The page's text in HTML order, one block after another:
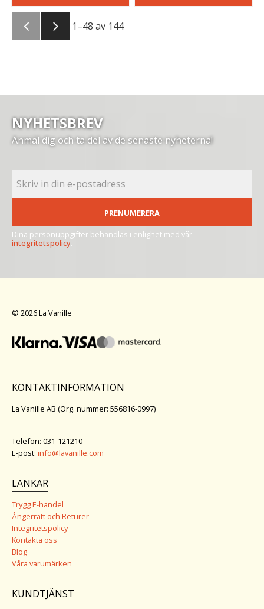
1–48 av 144
NYHETSBREV
Anmäl dig och ta del av de senaste nyheterna!
PRENUMERERA
Dina personuppgifter behandlas i enlighet med vår
integritetspolicy.
© 2026 La Vanille
KONTAKTINFORMATION
La Vanille AB (Org. nummer: 556816-0997)
Telefon: 031-121210
E-post: info@lavanille.com
LÄNKAR
Trygg E-handel
Ångerrätt och Returer
Integritetspolicy
Kontakta oss
Blog
Våra varumärken
KUNDTJÄNST